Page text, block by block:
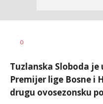
AUTOR
0
Tuzlanska Sloboda
Premijer lige Bosne i
drugu ovosezonsku